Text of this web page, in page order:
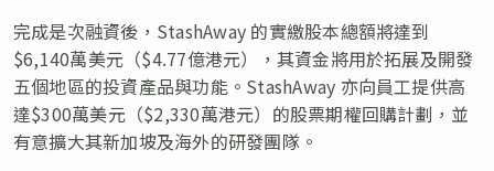
完成是次融資後，StashAway 的實繳股本總額將達到
$6,140萬美元（$4.77億港元），其資金將用於拓展及開發
五個地區的投資產品與功能。StashAway 亦向員工提供高
達$300萬美元（$2,330萬港元）的股票期權回購計劃，並
有意擴大其新加坡及海外的研發團隊。